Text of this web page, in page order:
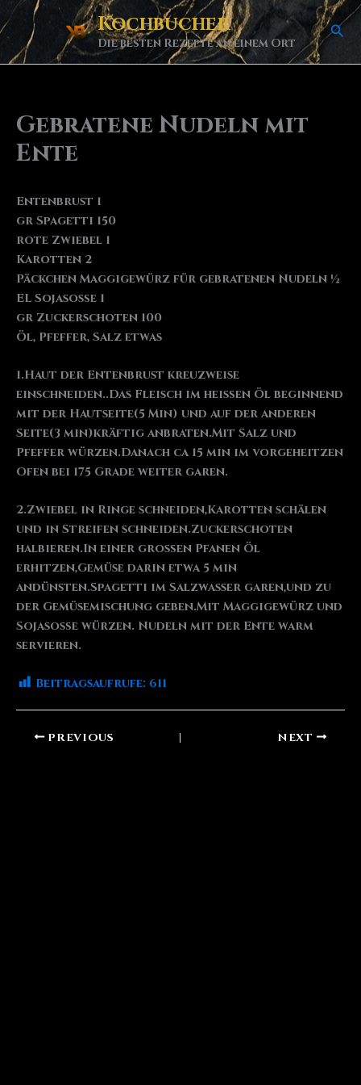
Skip
to
content
Kochbucher
Die besten Rezepte an einem Ort
Gebratene Nudeln mit
Ente
Entenbrust 1
gr Spagetti 150
rote Zwiebel 1
Karotten 2
Päckchen Maggigewürz für gebratenen Nudeln ½
EL Sojasoße 1
gr Zuckerschoten 100
Öl, Pfeffer, Salz etwas
1.Haut der Entenbrust kreuzweise
einschneiden..Das Fleisch im heißen Öl beginnend
mit der Hautseite(5 Min) und auf der anderen
Seite(3 min)kräftig anbraten.Mit Salz und
Pfeffer würzen.Danach ca 15 min im vorgeheitzen
Ofen bei 175 Grade weiter garen.
2.Zwiebel in Ringe schneiden,Karotten schälen
und in Streifen schneiden.Zuckerschoten
halbieren.In einer großen Pfanen Öl
erhitzen,Gemüse darin etwa 5 min
andünsten.Spagetti im Salzwasser garen,und zu
der Gemüsemischung geben.Mit Maggigewürz und
Sojasoße würzen. Nudeln mit der Ente warm
servieren.
Beitragsaufrufe: 611
PREVIOUS NEXT